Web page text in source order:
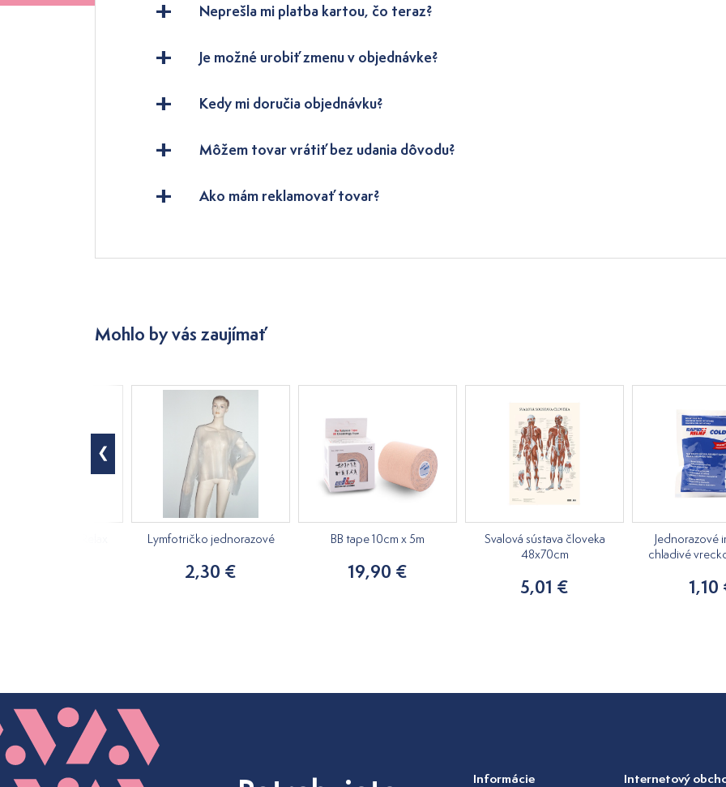
Neprešla mi platba kartou, čo teraz?
Je možné urobiť zmenu v objednávke?
Kedy mi doručia objednávku?
Môžem tovar vrátiť bez udania dôvodu?
Ako mám reklamovať tovar?
Mohlo by vás zaujímať
Lymfotričko jednorazové
2,30 €
BB tape 10cm x 5m
19,90 €
Svalová sústava človeka
48x70cm
5,01 €
Jednorazové
chladivé
1,10
Informácie Internetový